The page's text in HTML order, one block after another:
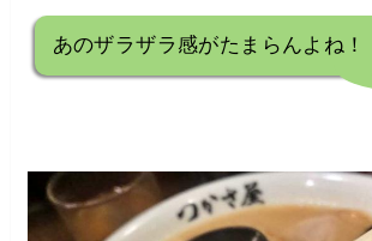
あのザラザラ感がたまらんよね！